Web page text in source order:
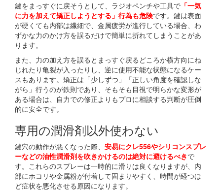
鍵をまっすぐに戻そうとして、ラジオペンチや工具で 「一気
に力を加えて矯正しようとする」行為も危険です。鍵は表面
が硬くても内部は繊細で、金属疲労が進行している場合、わ
ずかな力のかけ方を誤るだけで簡単に折れてしまうことがあ
ります。
また、力の加え方を誤るとまっすぐ戻るどころか横方向にね
じれたり亀裂が入ったりし、逆に使用不能な状態になるケー
スもあります。矯正は「少しずつ」「正しい角度を確認しな
がら」行うのが鉄則であり、そもそも目視で明らかな変形が
ある場合は、自力での修正よりもプロに相談する判断が圧倒
的に安全です。
専用の潤滑剤以外使わない
鍵穴の動作が悪くなった際、 安易にクレ556やシリコンスプレ
ーなどの油性潤滑剤を吹きかけるのは絶対に避けるべきで
す。これらのスプレーは一時的に滑りは良くなりますが、内
部にホコリや金属粉が付着して固まりやすく、時間が経つほ
ど症状を悪化させる原因になります。